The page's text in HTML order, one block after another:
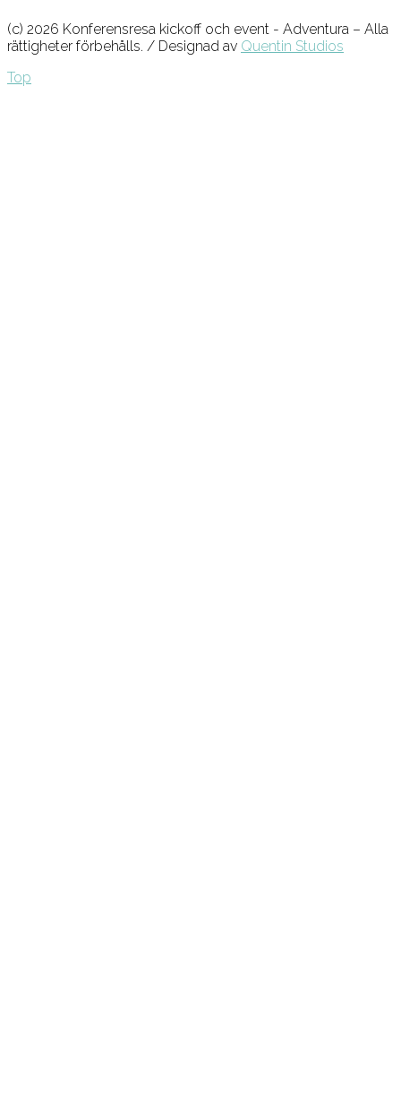
(c) 2026 Konferensresa kickoff och event - Adventura – Alla
rättigheter förbehålls. / Designad av Quentin Studios
Top